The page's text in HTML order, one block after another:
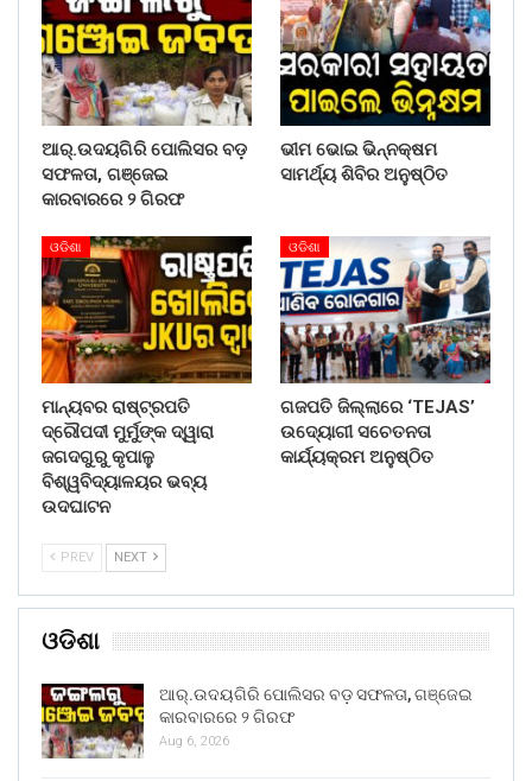
ଆର୍.ଉଦୟଗିରି ପୋଲିସର ବଡ଼
ସଫଳତା, ଗଞ୍ଜେଇ
କାରବାରରେ ୨ ଗିରଫ
ଭୀମ ଭୋଇ ଭିନ୍ନକ୍ଷମ
ସାମର୍ଥ୍ୟ ଶିବିର ଅନୁଷ୍ଠିତ
ଓଡିଶା
ମାନ୍ୟବର ରାଷ୍ଟ୍ରପତି
ଦ୍ରୌପଦୀ ମୁର୍ମୁଙ୍କ ଦ୍ୱାରା
ଜଗଦଗୁରୁ କୃପାଳୁ
ବିଶ୍ୱବିଦ୍ୟାଳୟର ଭବ୍ୟ
ଉଦଘାଟନ
ଓଡିଶା
ଗଜପତି ଜିଲ୍ଲାରେ ‘TEJAS’
ଉଦ୍ୟୋଗୀ ସଚେତନତା
କାର୍ଯ୍ୟକ୍ରମ ଅନୁଷ୍ଠିତ
PREV NEXT
ଓଡିଶା
ଆର୍.ଉଦୟଗିରି ପୋଲିସର ବଡ଼ ସଫଳତା, ଗଞ୍ଜେଇ
କାରବାରରେ ୨ ଗିରଫ
Aug 6, 2026